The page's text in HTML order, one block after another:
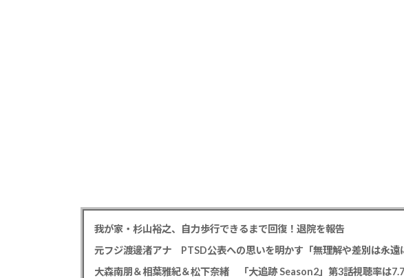
我が家・杉山裕之、自力歩行できるまで回復！退院を報告
大森南朋＆相葉雅紀＆松下奈緒 「大追跡 Season2」第3話視聴率は